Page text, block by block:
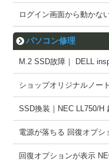
ログイン画面から動かな
パソコン修理
M.2 SSD故障｜ DELL
ショップオリジナルノー
SSD換装｜NEC LL750/H
電源が落ちる 回復オプシ
回復オプションが表示